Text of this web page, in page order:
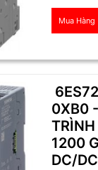
Mua Hàng
0XB0
1200
DC/